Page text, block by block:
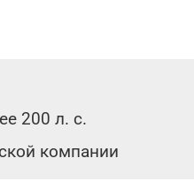
200 л. с.
компании